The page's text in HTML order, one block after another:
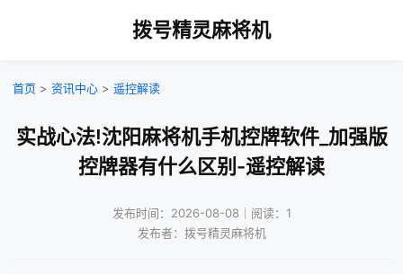
拨号精灵麻将机
首页 > 资讯中心 > 遥控解读
实战心法!沈阳麻将机手机控牌软件_加强版
控牌器有什么区别-遥控解读
发布时间：2026-08-08｜阅读：1
发布者：拨号精灵麻将机